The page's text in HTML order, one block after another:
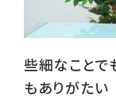
些細なことで
もありがたい